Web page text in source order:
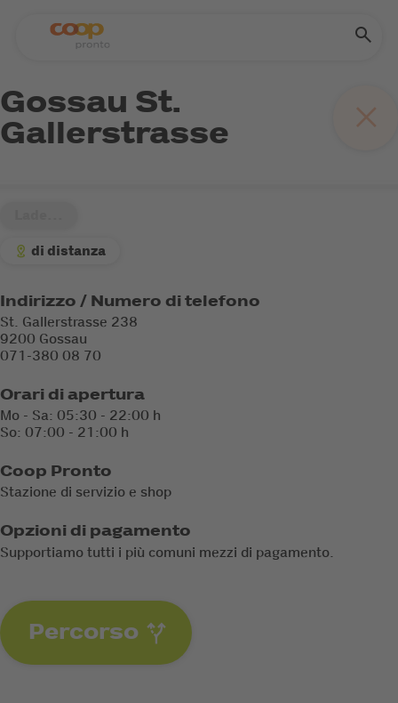
Gossau St.
Gallerstrasse
di distanza
Indirizzo / Numero di telefono
St. Gallerstrasse 238
9200 Gossau
071-380 08 70
Orari di apertura
Mo - Sa: 05:30 - 22:00 h
So: 07:00 - 21:00 h
Coop Pronto
Stazione di servizio e shop
Opzioni di pagamento
Supportiamo tutti i più comuni mezzi di pagamento.
Percorso